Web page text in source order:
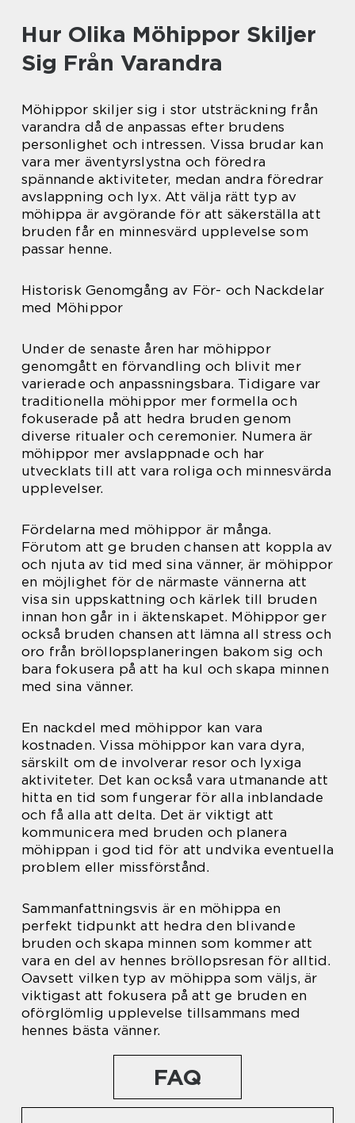
Hur Olika Möhippor Skiljer
Sig Från Varandra
Möhippor skiljer sig i stor utsträckning från
varandra då de anpassas efter brudens
personlighet och intressen. Vissa brudar kan
vara mer äventyrslystna och föredra
spännande aktiviteter, medan andra föredrar
avslappning och lyx. Att välja rätt typ av
möhippa är avgörande för att säkerställa att
bruden får en minnesvärd upplevelse som
passar henne.
Historisk Genomgång av För- och Nackdelar
med Möhippor
Under de senaste åren har möhippor
genomgått en förvandling och blivit mer
varierade och anpassningsbara. Tidigare var
traditionella möhippor mer formella och
fokuserade på att hedra bruden genom
diverse ritualer och ceremonier. Numera är
möhippor mer avslappnade och har
utvecklats till att vara roliga och minnesvärda
upplevelser.
Fördelarna med möhippor är många.
Förutom att ge bruden chansen att koppla av
och njuta av tid med sina vänner, är möhippor
en möjlighet för de närmaste vännerna att
visa sin uppskattning och kärlek till bruden
innan hon går in i äktenskapet. Möhippor ger
också bruden chansen att lämna all stress och
oro från bröllopsplaneringen bakom sig och
bara fokusera på att ha kul och skapa minnen
med sina vänner.
En nackdel med möhippor kan vara
kostnaden. Vissa möhippor kan vara dyra,
särskilt om de involverar resor och lyxiga
aktiviteter. Det kan också vara utmanande att
hitta en tid som fungerar för alla inblandade
och få alla att delta. Det är viktigt att
kommunicera med bruden och planera
möhippan i god tid för att undvika eventuella
problem eller missförstånd.
Sammanfattningsvis är en möhippa en
perfekt tidpunkt att hedra den blivande
bruden och skapa minnen som kommer att
vara en del av hennes bröllopsresan för alltid.
Oavsett vilken typ av möhippa som väljs, är
viktigast att fokusera på att ge bruden en
oförglömlig upplevelse tillsammans med
hennes bästa vänner.
FAQ